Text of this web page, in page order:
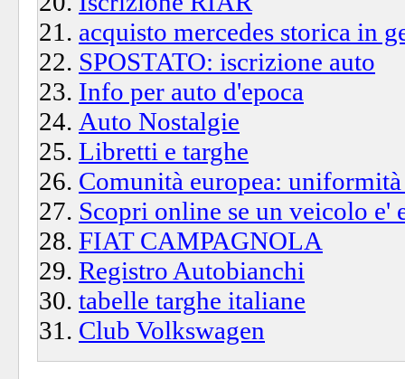
acquisto mercedes storica in
SPOSTATO: iscrizione auto
Info per auto d'epoca
Auto Nostalgie
Libretti e targhe
Comunità europea:
Scopri online se un veicolo e'
FIAT CAMPAGNOLA
Registro Autobianchi
tabelle targhe italiane
Club Volkswagen